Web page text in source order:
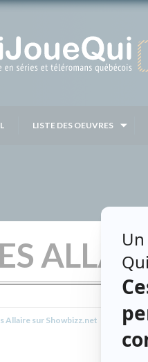
LISTE DES OEUVRES
Allaire sur Showbizz.net